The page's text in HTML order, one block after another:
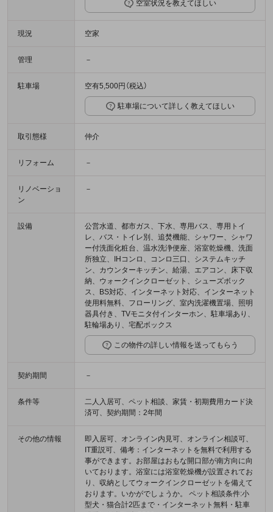
空室状況を教えてほしい
現況 空家
管理 －
駐車場 空有5,500円（税込）
駐車場について詳しく教えてほしい
取引態様 仲介
リフォーム －
リノベーショ
ン
－
設備
公営水道、都市ガス、下水、専用バス、専用トイ
レ、バス・トイレ別、追焚機能、シャワー、シャワ
ー付洗面化粧台、温水洗浄便座、浴室乾燥機、洗面
所独立、IHコンロ、コンロ三口、システムキッチ
ン、カウンターキッチン、給湯、エアコン、床下収
納、ウォークインクローゼット、シューズボック
ス、BS対応、インターネット対応、インターネット
使用料無料、フローリング、室内洗濯機置場、照明
器具付き、TVモニタ付インターホン、駐車場あり、
駐輪場あり、宅配ボックス
この物件の詳しい情報を送ってもらう
契約期間 －
条件等
二人入居可、ペット相談、家賃・初期費用カード決
済可、契約期間：2年間
その他の情報
即入居可、オンライン内見可、オンライン相談可、
IT重説可、備考：インターネットを無料で利用する
事ができます。お部屋はおもな開口部が南方向に向
いております。浴室には浴室乾燥機が設置されてお
り、収納としてウォークインクローゼットを備えて
おります。いかがでしょうか。 ペット相談条件:小
型犬・猫合計2匹まで・インターネット無料・駐車